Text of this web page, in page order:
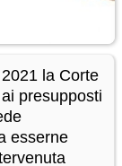
la Corte
presupposti
esserne